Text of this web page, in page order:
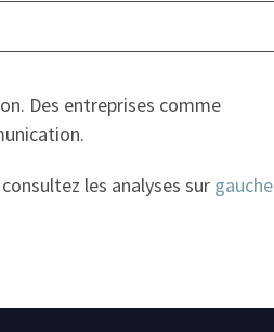
Des entreprises comme
les analyses sur gauche